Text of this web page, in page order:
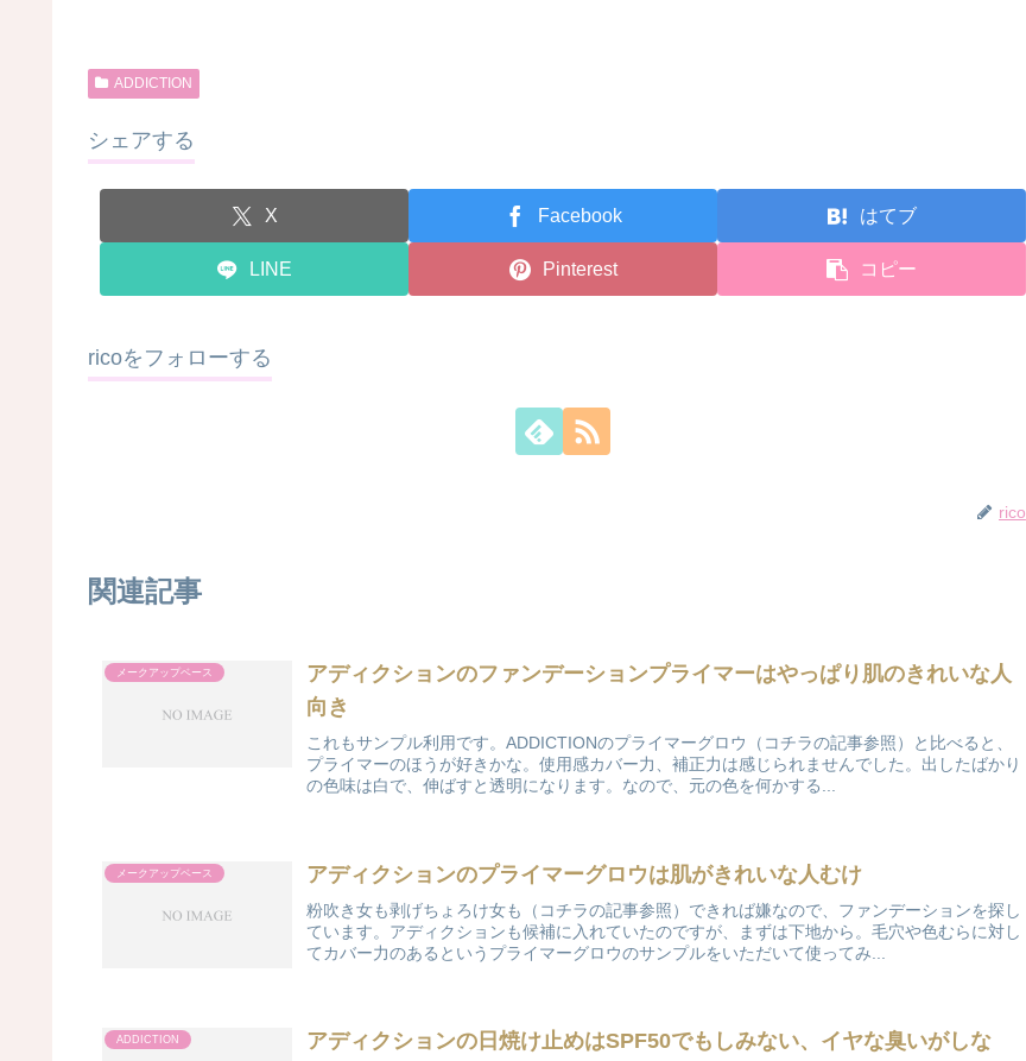
ADDICTION
シェアする
X Facebook はてブ
LINE Pinterest コピー
ricoをフォローする
rico
関連記事
メークアップベース
アディクションのファンデーションプライマーはやっぱり肌のきれいな人
向き
これもサンプル利用です。ADDICTIONのプライマーグロウ（コチラの記事参照）と比べると、
プライマーのほうが好きかな。使用感カバー力、補正力は感じられませんでした。出したばかり
の色味は白で、伸ばすと透明になります。なので、元の色を何かする...
メークアップベース アディクションのプライマーグロウは肌がきれいな人むけ
粉吹き女も剥げちょろけ女も（コチラの記事参照）できれば嫌なので、ファンデーションを探し
ています。アディクションも候補に入れていたのですが、まずは下地から。毛穴や色むらに対し
てカバー力のあるというプライマーグロウのサンプルをいただいて使ってみ...
ADDICTION
アディクションの日焼け止めはSPF50でもしみない、イヤな臭いがしな